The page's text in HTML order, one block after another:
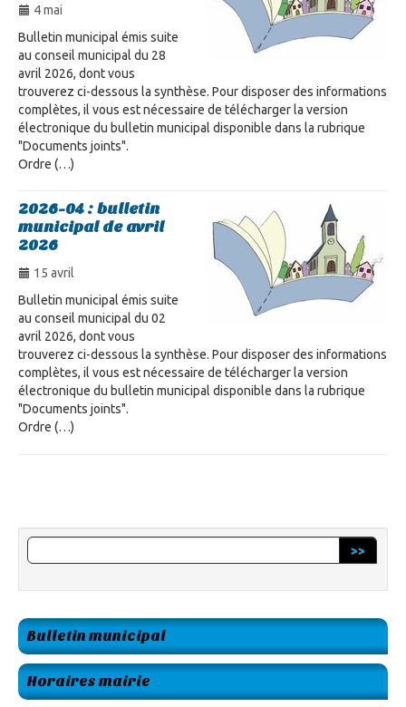
4 mai
Bulletin municipal émis suite
au conseil municipal du 28
avril 2026, dont vous
trouverez ci-dessous la synthèse. Pour disposer des informations
complètes, il vous est nécessaire de télécharger la version
électronique du bulletin municipal disponible dans la rubrique
"Documents joints".
Ordre (…)
2026-04 : bulletin
municipal de avril
2026
15 avril
Bulletin municipal émis suite
au conseil municipal du 02
avril 2026, dont vous
trouverez ci-dessous la synthèse. Pour disposer des informations
complètes, il vous est nécessaire de télécharger la version
électronique du bulletin municipal disponible dans la rubrique
"Documents joints".
Ordre (…)
>>
Bulletin municipal
Horaires mairie